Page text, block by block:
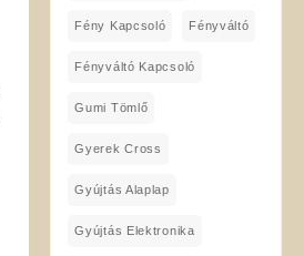
Fény Kapcsoló Fényváltó
Fényváltó Kapcsoló
Gumi Tömlő
Gyerek Cross
Gyújtás Alaplap
Gyújtás Elektronika